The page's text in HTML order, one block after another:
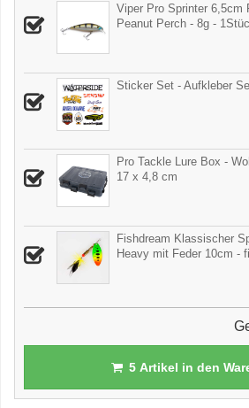
Viper Pro Sprinter 6,5cm
Peanut Perch - 8g -
Sticker Set - Aufkleber
Pro Tackle Lure Box -
17 x 4,8 cm
Fishdream Klassischer
Heavy mit Feder 10cm -
5Artikel in den